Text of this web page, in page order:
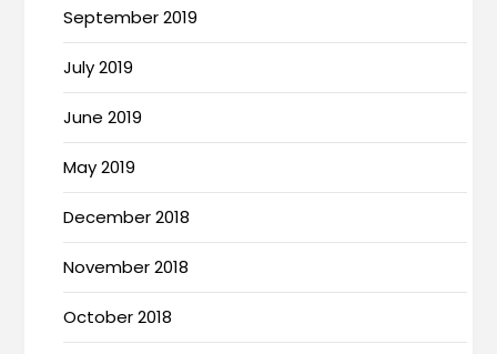
September 2019
July 2019
June 2019
May 2019
December 2018
November 2018
October 2018